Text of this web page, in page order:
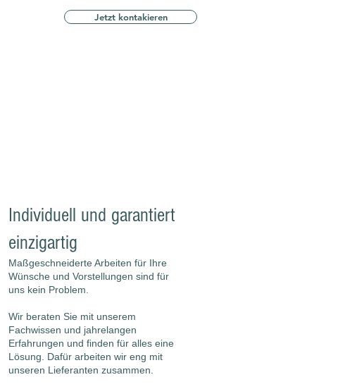
Jetzt kontakieren
Individuell und garantiert
einzigartig
Maßgeschneiderte Arbeiten für Ihre
Wünsche und Vorstellungen sind für
uns kein Problem.
Wir beraten Sie mit unserem
Fachwissen und jahrelangen
Erfahrungen und finden für alles eine
Lösung. Dafür arbeiten wir eng mit
unseren Lieferanten zusammen.